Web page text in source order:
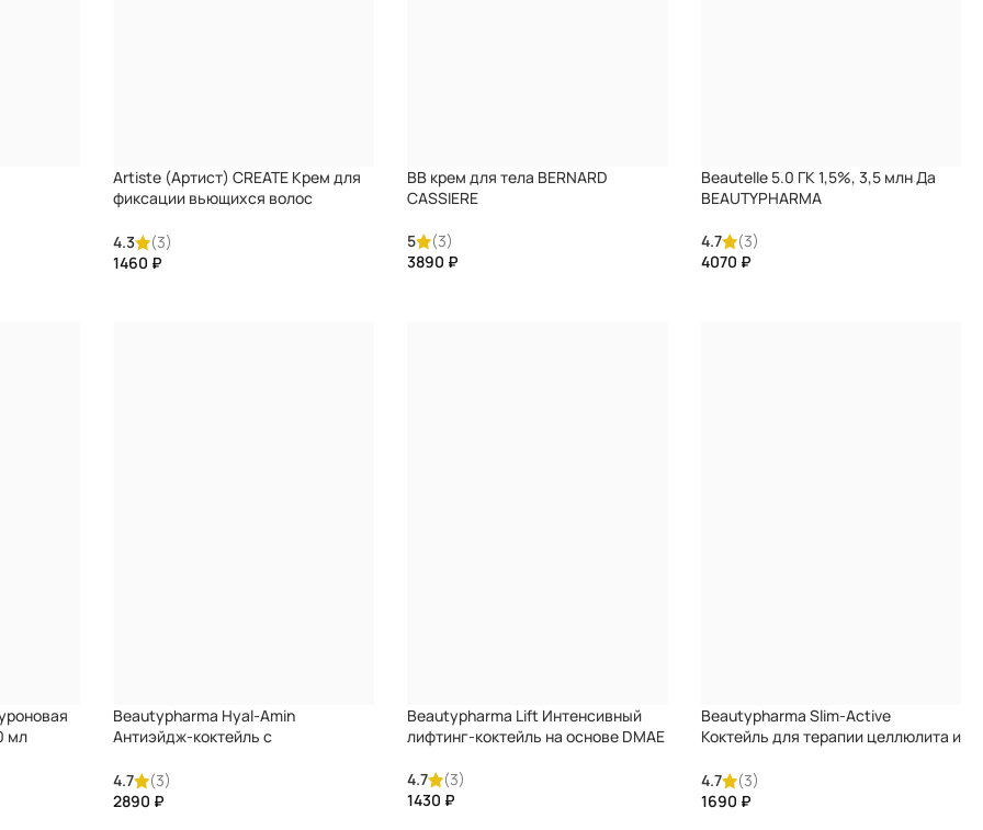
Artiste (Артист) CREATE Крем для
фиксации вьющихся волос
4.3
(3)
₽
BB крем для тела BERNARD
CASSIERE
5
(3)
₽
Beautelle 5.0 ГК 1,5%, 3,5 млн Да
BEAUTYPHARMA
4.7
(3)
₽
мл
Beautypharma Hyal-Amin
Антиэйдж-коктейль с
аминокислотами
4.7
(3)
₽
Beautypharma Lift Интенсивный
лифтинг-коктейль на основе DMAE
4.7
(3)
₽
Beautypharma Slim-Active
Коктейль для терапии целлюлита и
4.7
(3)
₽